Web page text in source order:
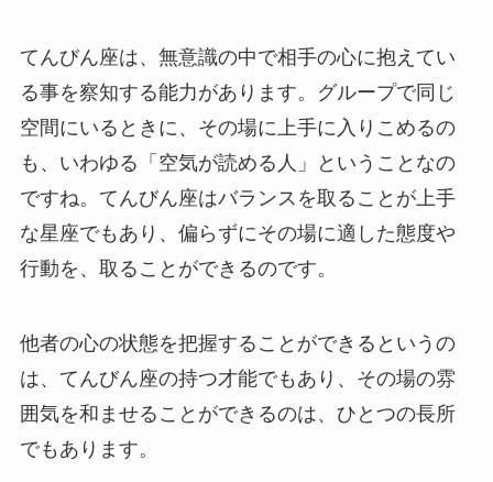
てんびん座は、無意識の中で相手の心に抱えてい
る事を察知する能力があります。グループで同じ
空間にいるときに、その場に上手に入りこめるの
も、いわゆる「空気が読める人」ということなの
ですね。てんびん座はバランスを取ることが上手
な星座でもあり、偏らずにその場に適した態度や
行動を、取ることができるのです。
他者の心の状態を把握することができるというの
は、てんびん座の持つ才能でもあり、その場の雰
囲気を和ませることができるのは、ひとつの長所
でもあります。